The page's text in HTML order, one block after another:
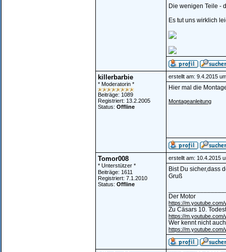
Die wenigen Teile -
Es tut uns wirklich
killerbarbie
* Moderatorin *
Beiträge: 1089
Registriert: 13.2.2005
Status: Offline
erstellt am: 9.4.2015
Hier mal die
Montageanleitung
Tomor008
* Unterstützer *
Beiträge: 1611
Registriert: 7.1.2010
Status: Offline
erstellt am: 10.4.2015
Bist Du sicher,dass
Gruß
Der Motor
https://
Zu Cäsars 10.
https://
Wer kennt nicht
https://